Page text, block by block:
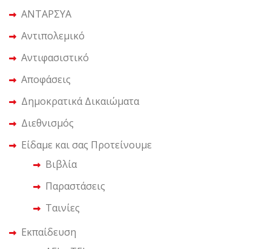
ΑΝΤΑΡΣΥΑ
Αντιπολεμικό
Αντιφασιστικό
Αποφάσεις
Δημοκρατικά Δικαιώματα
Διεθνισμός
Είδαμε και σας Προτείνουμε
Βιβλία
Παραστάσεις
Ταινίες
Εκπαίδευση